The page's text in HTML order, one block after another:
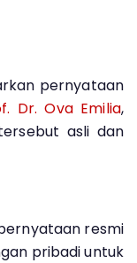
pernyataan
Dr. Ova Emilia,
asli dan
resmi
pribadi untuk